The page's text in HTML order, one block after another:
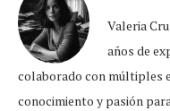
Valeria
años de
colaborado con múltiples
conocimiento y pasión